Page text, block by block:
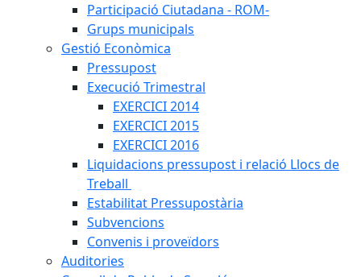
Participació Ciutadana - ROM-
Grups municipals
Gestió Econòmica
Pressupost
Execució Trimestral
EXERCICI 2014
EXERCICI 2015
EXERCICI 2016
Liquidacions pressupost i relació Llocs de
Treball
Estabilitat Pressupostària
Subvencions
Convenis i proveïdors
Auditories